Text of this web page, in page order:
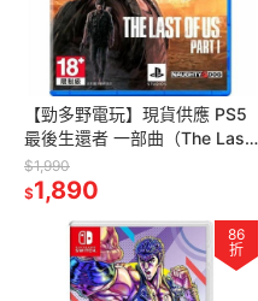
【勁多野電玩】現貨供應 PS5
最後生還者 一部曲（The Last
of Us Part I）中文版
$1,990
$1,890
86
折